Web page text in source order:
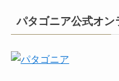
パタゴニア公式オ